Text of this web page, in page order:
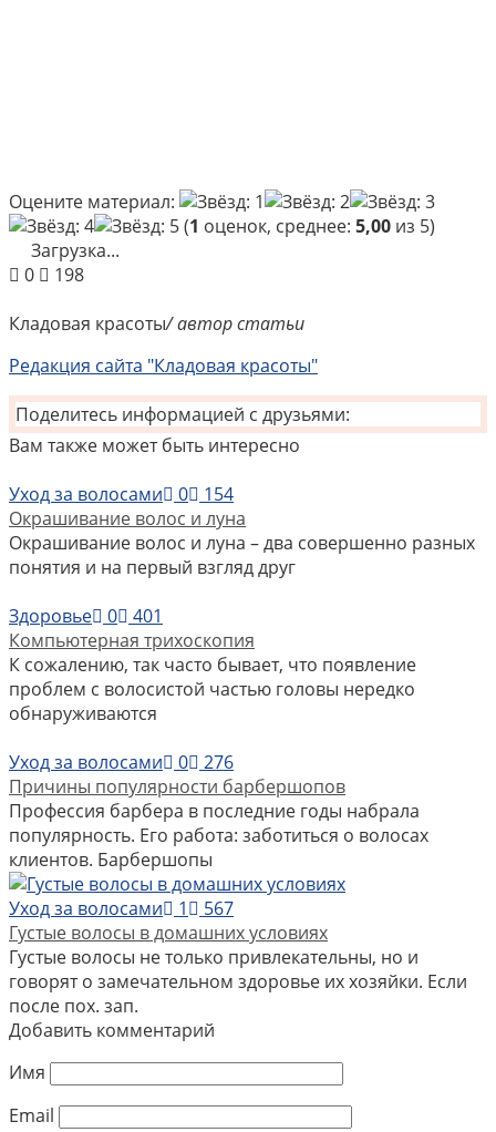
Оцените материал:
(1 оценок, среднее: 5,00 из 5)
Загрузка...
0
198
Кладовая красоты/ автор статьи
Редакция сайта "Кладовая красоты"
Поделитесь информацией с друзьями:
Вам также может быть интересно
Уход за волосами
0
154
Окрашивание волос и луна
Окрашивание волос и луна – два совершенно разных
понятия и на первый взгляд друг
Здоровье
0
401
Компьютерная трихоскопия
К сожалению, так часто бывает, что появление
проблем с волосистой частью головы нередко
обнаруживаются
Уход за волосами
0
276
Причины популярности барбершопов
Профессия барбера в последние годы набрала
популярность. Его работа: заботиться о волосах
клиентов. Барбершопы
Уход за волосами
1
567
Густые волосы в домашних условиях
Густые волосы не только привлекательны, но и
говорят о замечательном здоровье их хозяйки. Если
после пох. зап.
Добавить комментарий
Имя
Email